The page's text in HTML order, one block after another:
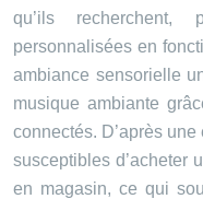
qu’ils recherchent,
personnalisées en
ambiance sensorielle
musique ambiante
connectés. D’après
susceptibles d’acheter
en magasin, ce qui